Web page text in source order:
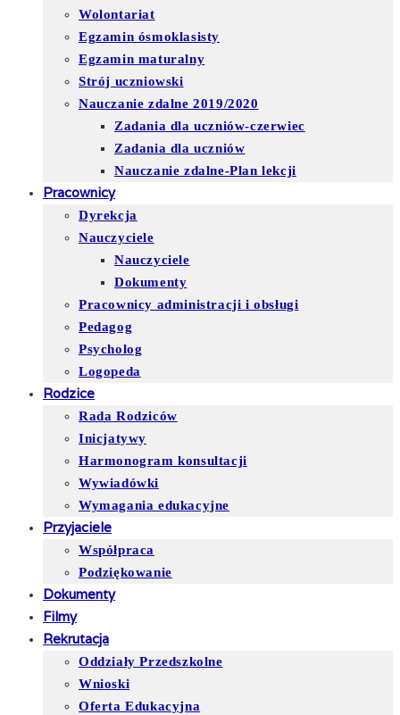
Wolontariat
Egzamin ósmoklasisty
Egzamin maturalny
Strój uczniowski
Nauczanie zdalne 2019/2020
Zadania dla uczniów-czerwiec
Zadania dla uczniów
Nauczanie zdalne-Plan lekcji
Pracownicy
Dyrekcja
Nauczyciele
Nauczyciele
Dokumenty
Pracownicy administracji i obsługi
Pedagog
Psycholog
Logopeda
Rodzice
Rada Rodziców
Inicjatywy
Harmonogram konsultacji
Wywiadówki
Wymagania edukacyjne
Przyjaciele
Współpraca
Podziękowanie
Dokumenty
Filmy
Rekrutacja
Oddziały Przedszkolne
Wnioski
Oferta Edukacyjna